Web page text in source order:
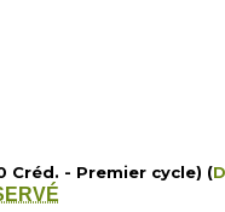
Créd. - Premier cycle) (